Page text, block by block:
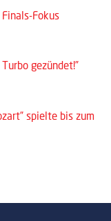
Finals-Fokus
gezündet!”
spielte bis zum